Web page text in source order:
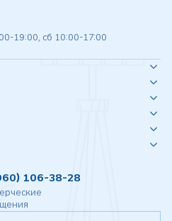
19:00, сб 10:00-17:00
106-38-28